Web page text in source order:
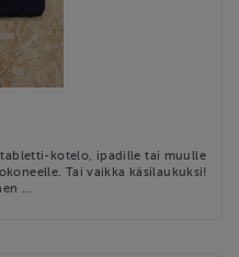
kotelo, ipadille tai muulle
Tai vaikka käsilaukuksi!
…